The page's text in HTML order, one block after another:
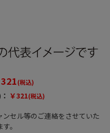
(税込)
￥321(税込)
セル等のご連絡をさせていた
。